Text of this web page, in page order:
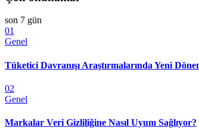
son 7 gün
01
Genel
Tüketici Davranışı Araştırmalarında Yeni
02
Genel
Markalar Veri Gizliliğine Nasıl Uyum Sağlıyor?